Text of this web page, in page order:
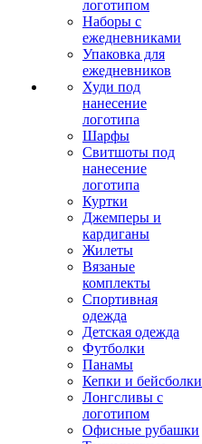
логотипом
Наборы с
ежедневниками
Упаковка для
ежедневников
Худи под
нанесение
логотипа
Шарфы
Свитшоты под
нанесение
логотипа
Куртки
Джемперы и
кардиганы
Жилеты
Вязаные
комплекты
Спортивная
одежда
Детская одежда
Футболки
Панамы
Кепки и бейсболки
Лонгсливы с
логотипом
Офисные рубашки